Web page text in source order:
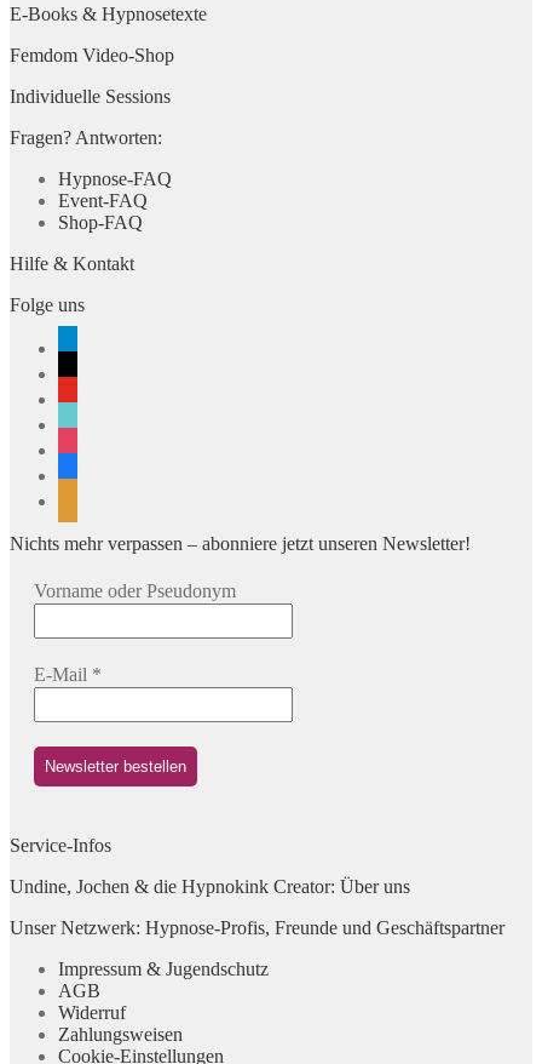
E-Books & Hypnosetexte
Femdom Video-Shop
Individuelle Sessions
Fragen? Antworten:
Hypnose-FAQ
Event-FAQ
Shop-FAQ
Hilfe & Kontakt
Folge uns
Nichts mehr verpassen – abonniere jetzt unseren Newsletter!
Vorname oder Pseudonym
E-Mail *
Service-Infos
Undine, Jochen & die Hypnokink Creator: Über uns
Unser Netzwerk: Hypnose-Profis, Freunde und Geschäftspartner
Impressum & Jugendschutz
AGB
Widerruf
Zahlungsweisen
Cookie-Einstellungen